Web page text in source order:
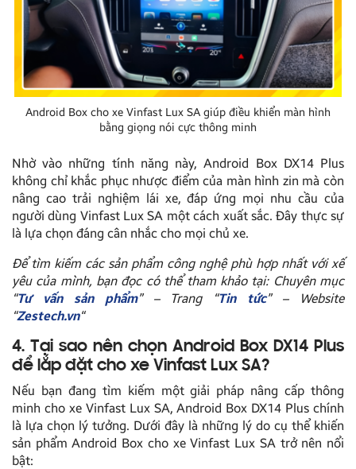
Android Box cho xe Vinfast Lux SA giúp điều khiển màn hình
bằng giọng nói cực thông minh
Nhờ vào những tính năng này, Android Box DX14 Plus
không chỉ khắc phục nhược điểm của màn hình zin mà còn
nâng cao trải nghiệm lái xe, đáp ứng mọi nhu cầu của
người dùng Vinfast Lux SA một cách xuất sắc. Đây thực sự
là lựa chọn đáng cân nhắc cho mọi chủ xe.
Để tìm kiếm các sản phẩm công nghệ phù hợp nhất với xế
yêu của mình, bạn đọc có thể tham khảo tại: Chuyên mục
“Tư vấn sản phẩm” – Trang “Tin tức” – Website
“Zestech.vn“
4. Tại sao nên chọn Android Box DX14 Plus
để lắp đặt cho xe Vinfast Lux SA?
Nếu bạn đang tìm kiếm một giải pháp nâng cấp thông
minh cho xe Vinfast Lux SA, Android Box DX14 Plus chính
là lựa chọn lý tưởng. Dưới đây là những lý do cụ thể khiến
sản phẩm Android Box cho xe Vinfast Lux SA trở nên nổi
bật: